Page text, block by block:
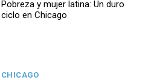
Pobreza y mujer latina: Un duro
ciclo en Chicago
CHICAGO